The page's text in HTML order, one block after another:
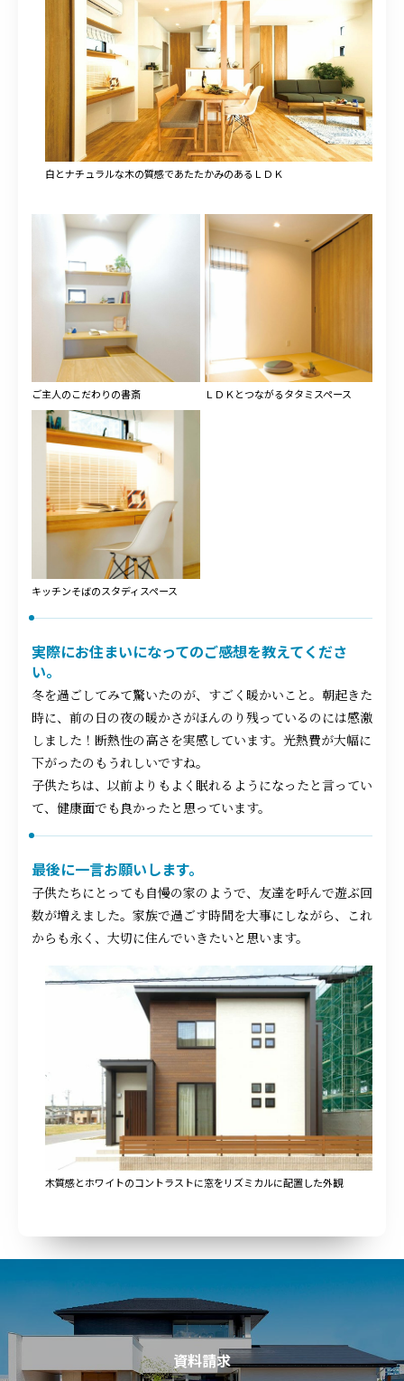
白とナチュラルな木の質感であたたかみのあるＬＤＫ
ご主人のこだわりの書斎 ＬＤＫとつながるタタミスペース
キッチンそばのスタディスペース
実際にお住まいになってのご感想を教えてくださ
い。
冬を過ごしてみて驚いたのが、すごく暖かいこと。朝起きた
時に、前の日の夜の暖かさがほんのり残っているのには感激
しました！断熱性の高さを実感しています。光熱費が大幅に
下がったのもうれしいですね。
子供たちは、以前よりもよく眠れるようになったと言ってい
て、健康面でも良かったと思っています。
最後に一言お願いします。
子供たちにとっても自慢の家のようで、友達を呼んで遊ぶ回
数が増えました。家族で過ごす時間を大事にしながら、これ
からも永く、大切に住んでいきたいと思います。
木質感とホワイトのコントラストに窓をリズミカルに配置した外観
資料請求